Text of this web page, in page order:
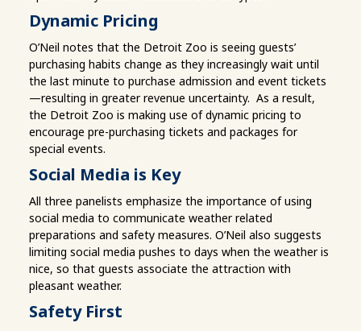
Dynamic Pricing
O’Neil notes that the Detroit Zoo is seeing guests’
purchasing habits change as they increasingly wait until
the last minute to purchase admission and event tickets
—resulting in greater revenue uncertainty. As a result,
the Detroit Zoo is making use of dynamic pricing to
encourage pre-purchasing tickets and packages for
special events.
Social Media is Key
All three panelists emphasize the importance of using
social media to communicate weather related
preparations and safety measures. O’Neil also suggests
limiting social media pushes to days when the weather is
nice, so that guests associate the attraction with
pleasant weather.
Safety First